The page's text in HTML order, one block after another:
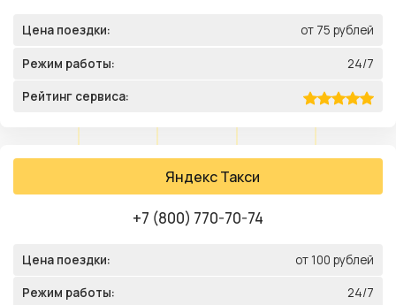
Цена поездки: от 75 рублей
Режим работы: 24/7
Рейтинг сервиса:
Яндекс Такси
+7 (800) 770-70-74
Цена поездки: от 100 рублей
Режим работы: 24/7